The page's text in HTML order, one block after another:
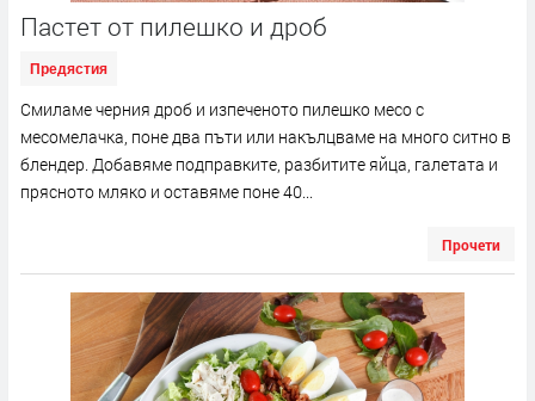
Пастет от пилешко и дроб
Предястия
Смиламе черния дроб и изпеченото пилешко месо с
месомелачка, поне два пъти или накълцваме на много ситно в
блендер. Добавяме подправките, разбитите яйца, галетата и
прясното мляко и оставяме поне 40...
Прочети